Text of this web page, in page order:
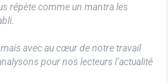
répète comme un mantra les
avec au cœur de notre travail
pour nos lecteurs l’actualité